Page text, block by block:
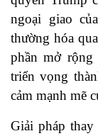
ngoại giao
thường hóa
phần mở rộng
triển vọng
cảm mạnh mẽ
Giải pháp